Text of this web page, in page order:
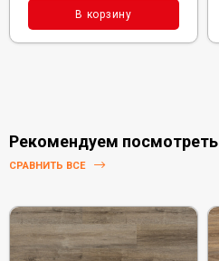
В корзину
Рекомендуем посмотреть
СРАВНИТЬ ВСЕ